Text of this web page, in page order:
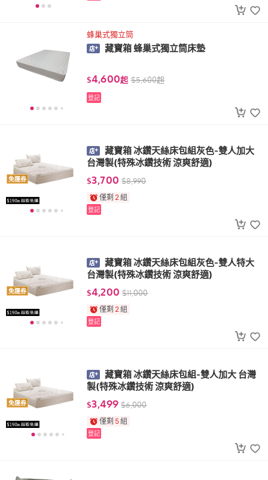
蜂巢式獨立筒
藏寶箱 蜂巢式獨立筒床墊
$4,600起 $5,600起
登記
免運券
藏寶箱 冰鑽天絲床包組灰色-雙人加大
台灣製(特殊冰鑽技術 涼爽舒適)
$3,700 $8,990
僅剩 2組
登記
免運券
藏寶箱 冰鑽天絲床包組灰色-雙人特大
台灣製(特殊冰鑽技術 涼爽舒適)
$4,200 $11,000
僅剩 2組
登記
免運券
藏寶箱 冰鑽天絲床包組-雙人加大 台灣
製(特殊冰鑽技術 涼爽舒適)
$3,499 $6,000
僅剩 5組
登記